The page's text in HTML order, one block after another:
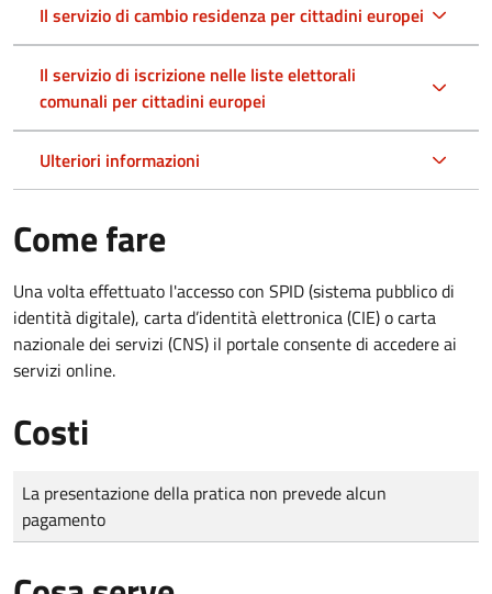
Il servizio di cambio residenza per cittadini europei
Il servizio di iscrizione nelle liste elettorali
comunali per cittadini europei
Ulteriori informazioni
Come fare
Una volta effettuato l'accesso con SPID (sistema pubblico di
identità digitale), carta d’identità elettronica (CIE) o carta
nazionale dei servizi (CNS) il portale consente di accedere ai
servizi online.
Costi
Tipo di pagamento
Importo
La presentazione della pratica non prevede alcun
pagamento